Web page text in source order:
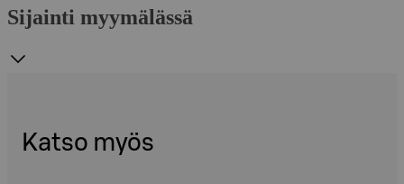
Sijainti myymälässä
Katso myös